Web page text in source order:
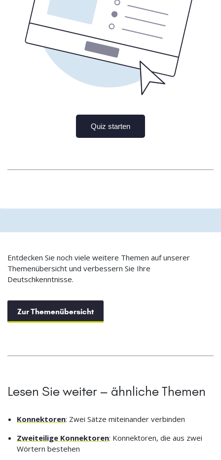
Entdecken Sie noch viele weitere Themen auf unserer
Themenübersicht und verbessern Sie Ihre
Deutschkenntnisse.
Zur Themenübersicht
Lesen Sie weiter – ähnliche Themen
Konnektoren: Zwei Sätze miteinander verbinden
Zweiteilige Konnektoren: Konnektoren, die aus zwei
Wörtern bestehen